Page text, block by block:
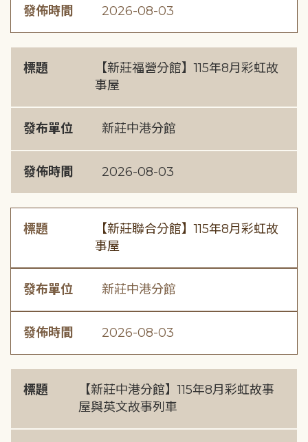
發佈時間 2026-08-03
標題
【新莊福營分館】115年8月彩虹故
事屋
發布單位 新莊中港分館
發佈時間 2026-08-03
標題
【新莊聯合分館】115年8月彩虹故
事屋
發布單位 新莊中港分館
發佈時間 2026-08-03
標題
【新莊中港分館】115年8月彩虹故事
屋與英文故事列車